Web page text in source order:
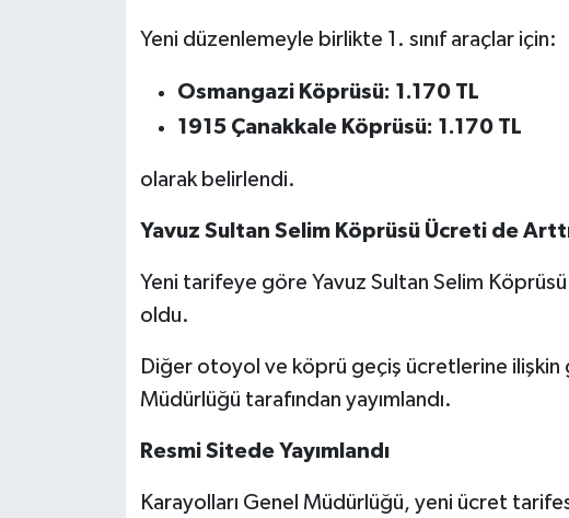
Yeni düzenlemeyle birlikte 1. sınıf araçlar için:
Osmangazi Köprüsü: 1.170 TL
1915 Çanakkale Köprüsü: 1.170 TL
olarak belirlendi.
Yavuz Sultan Selim Köprüsü Ücreti de
Yeni tarifeye göre Yavuz Sultan Selim
oldu.
Diğer otoyol ve köprü geçiş ücretlerine ilişkin
Müdürlüğü tarafından yayımlandı.
Resmi Sitede Yayımlandı
Karayolları Genel Müdürlüğü, yeni ücret